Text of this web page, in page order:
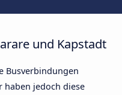
und Kapstadt
Busverbindungen
haben jedoch diese